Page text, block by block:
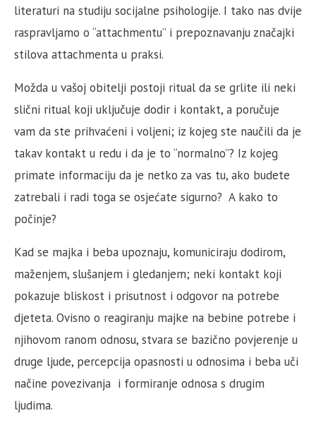
literaturi na studiju socijalne psihologije. I tako nas dvije
raspravljamo o “attachmentu” i prepoznavanju značajki
stilova attachmenta u praksi.
Možda u vašoj obitelji postoji ritual da se grlite ili neki
slični ritual koji uključuje dodir i kontakt, a poručuje
vam da ste prihvaćeni i voljeni; iz kojeg ste naučili da je
takav kontakt u redu i da je to “normalno”? Iz kojeg
primate informaciju da je netko za vas tu, ako budete
zatrebali i radi toga se osjećate sigurno? A kako to
počinje?
Kad se majka i beba upoznaju, komuniciraju dodirom,
maženjem, slušanjem i gledanjem; neki kontakt koji
pokazuje bliskost i prisutnost i odgovor na potrebe
djeteta. Ovisno o reagiranju majke na bebine potrebe i
njihovom ranom odnosu, stvara se bazično povjerenje u
druge ljude, percepcija opasnosti u odnosima i beba uči
načine povezivanja i formiranje odnosa s drugim
ljudima.